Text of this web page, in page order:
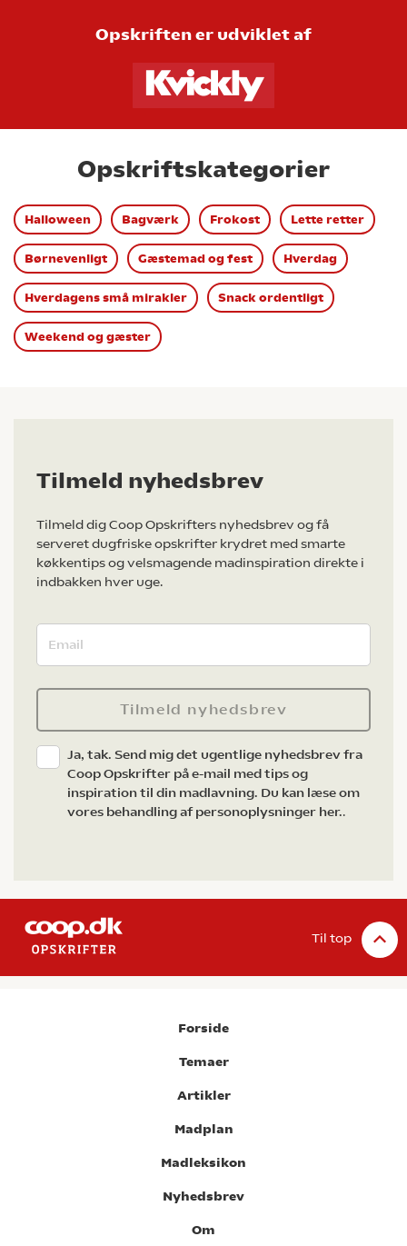
Opskriften er udviklet af
Opskriftskategorier
Halloween Bagværk Frokost Lette retter
Børnevenligt Gæstemad og fest Hverdag
Hverdagens små mirakler Snack ordentligt
Weekend og gæster
Tilmeld nyhedsbrev
Tilmeld dig Coop Opskrifters nyhedsbrev og få
serveret dugfriske opskrifter krydret med smarte
køkkentips og velsmagende madinspiration direkte i
indbakken hver uge.
Tilmeld nyhedsbrev
Ja, tak. Send mig det ugentlige nyhedsbrev fra
Coop Opskrifter på e-mail med tips og
inspiration til din madlavning. Du kan læse om
vores behandling af personoplysninger her..
Til top
Forside
Temaer
Artikler
Madplan
Madleksikon
Nyhedsbrev
Om